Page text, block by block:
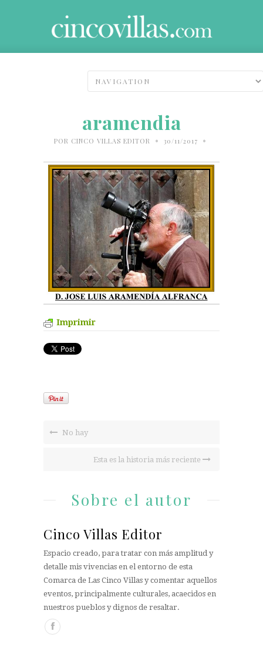
aramendia
POR CINCO VILLAS EDITOR • 30/11/2017 •
Imprimir
No hay
Esta es la historia más reciente
Sobre el autor
Cinco Villas Editor
Espacio creado, para tratar con más amplitud y
detalle mis vivencias en el entorno de esta
Comarca de Las Cinco Villas y comentar aquellos
eventos, principalmente culturales, acaecidos en
nuestros pueblos y dignos de resaltar.